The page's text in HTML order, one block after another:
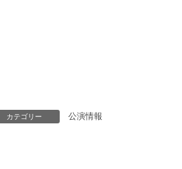
カテゴリー 公演情報